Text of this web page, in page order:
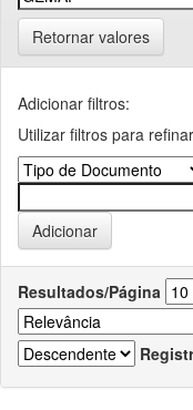
Retornar valores
Adicionar filtros:
Utilizar filtros para
Resultados/Página